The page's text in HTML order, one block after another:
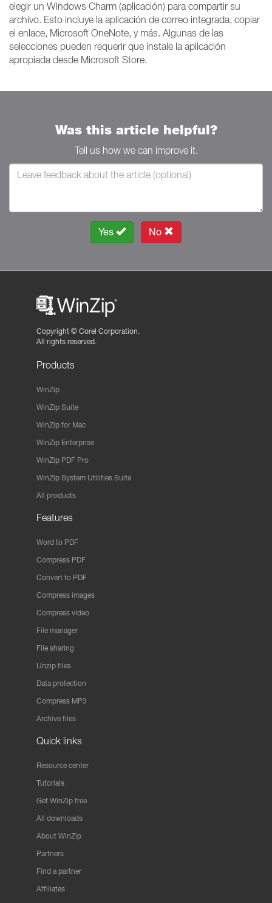
elegir un Windows Charm (aplicación) para compartir su
archivo. Esto incluye la aplicación de correo integrada, copiar
el enlace, Microsoft OneNote, y más. Algunas de las
selecciones pueden requerir que instale la aplicación
apropiada desde Microsoft Store.
Was this article helpful?
Tell us how we can improve it.
Yes No
Copyright © Corel Corporation.
All rights reserved.
Products
WinZip
WinZip Suite
WinZip for Mac
WinZip Enterprise
WinZip PDF Pro
WinZip System Utilities Suite
All products
Features
Word to PDF
Compress PDF
Convert to PDF
Compress images
Compress video
File manager
File sharing
Unzip files
Data protection
Compress MP3
Archive files
Quick links
Resource center
Tutorials
Get WinZip free
All downloads
About WinZip
Partners
Find a partner
Affiliates